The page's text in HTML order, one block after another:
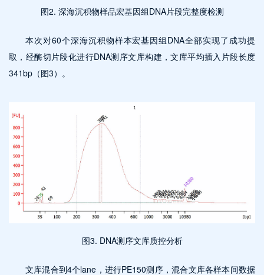
图2. 深海沉积物样品宏基因组DNA片段完整度检测
本次对60个深海沉积物样本宏基因组DNA全部实现了成功提
取，经酶切片段化进行DNA测序文库构建，文库平均插入片段长度
341bp（图3）。
图3. DNA测序文库质控分析
文库混合到4个lane，进行PE150测序，混合文库各样本间数据